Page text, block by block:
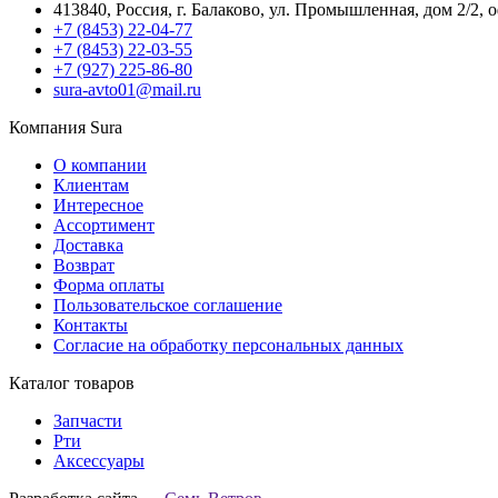
413840, Россия, г. Балаково, ул. Промышленная, дом 2/2,
+7 (8453) 22-04-77
+7 (8453) 22-03-55
+7 (927) 225-86-80
sura-avto01@mail.ru
Компания Sura
О компании
Клиентам
Интересное
Ассортимент
Доставка
Возврат
Форма оплаты
Пользовательское соглашение
Контакты
Согласие на обработку персональных данных
Каталог товаров
Запчасти
Рти
Аксессуары